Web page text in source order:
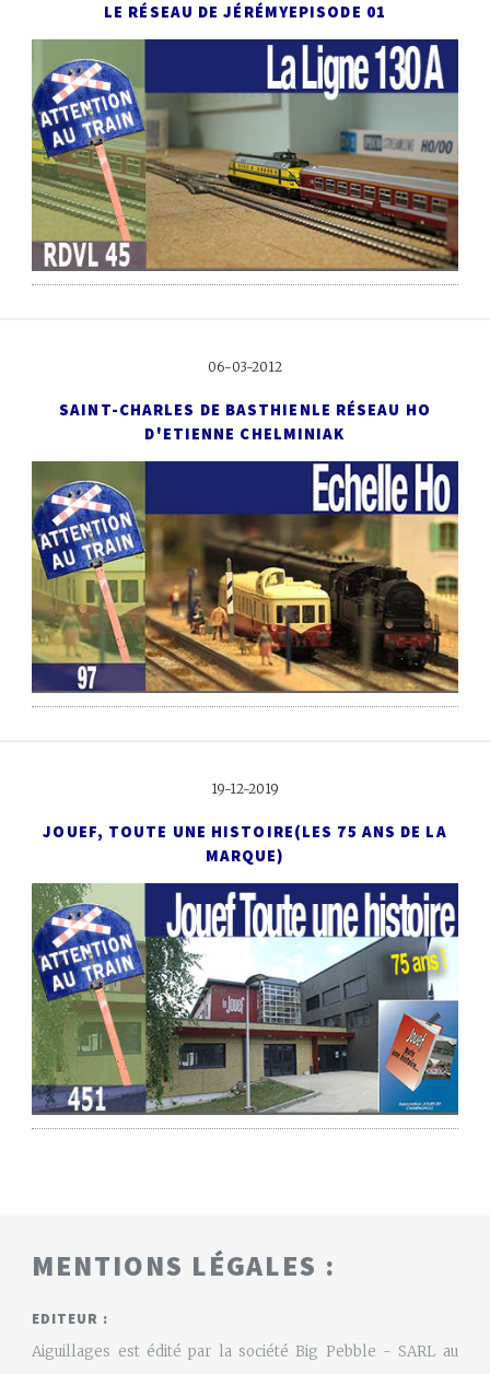
LE RÉSEAU DE JÉRÉMYEPISODE 01
06-03-2012
SAINT-CHARLES DE BASTHIENLE RÉSEAU HO
D'ETIENNE CHELMINIAK
19-12-2019
JOUEF, TOUTE UNE HISTOIRE(LES 75 ANS DE LA
MARQUE)
MENTIONS LÉGALES :
EDITEUR :
Aiguillages est édité par la société Big Pebble - SARL au